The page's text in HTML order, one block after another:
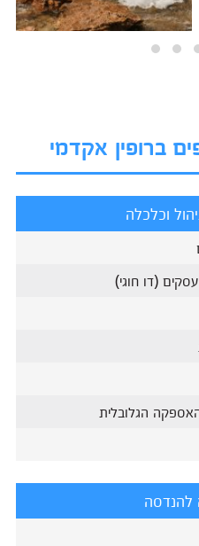
ברופין אקדמי
וכלכלה
(דו חוגי)
הגלובלית
להנדסה